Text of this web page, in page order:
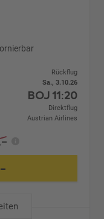
Rückflug
Sa., 3.10.26
BOJ 11:20
Direktflug
Austrian Airlines